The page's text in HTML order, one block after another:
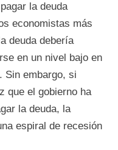
la deuda
economistas más
deuda debería
en un nivel bajo en
Sin embargo, si
que el gobierno ha
la deuda, la
espiral de recesión